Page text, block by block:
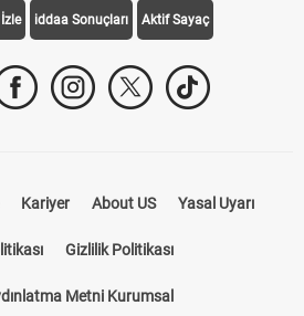
iddaa Sonuçları Aktif Sayaç
Kariyer About US Yasal Uyarı
Gizlilik Politikası
Metni Kurumsal